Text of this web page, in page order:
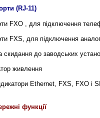
(RJ-11)
FXO , для підключення
FXS, для підключення
скидання до заводських
живлення
Ethernet, FXS, FXO і
функції